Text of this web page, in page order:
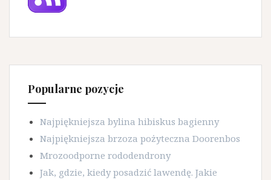
Popularne pozycje
Najpiękniejsza bylina hibiskus bagienny
Najpiękniejsza brzoza pożyteczna Doorenbos
Mrozoodporne rododendrony
Jak, gdzie, kiedy posadzić lawendę. Jakie